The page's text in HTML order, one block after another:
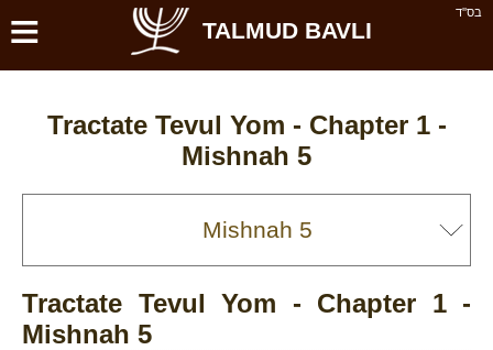
בס''ד ≡ TALMUD BAVLI
Tractate Tevul Yom - Chapter 1 -
Mishnah 5
Tractate Tevul Yom - Chapter 1 -
Mishnah 5